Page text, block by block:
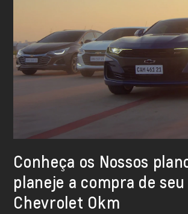
Conheça os Nossos
planeje a compra de seu
Chevrolet Okm